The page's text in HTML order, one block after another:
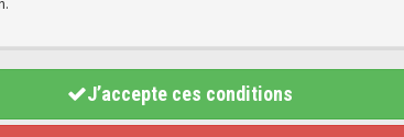
J’accepte ces conditions